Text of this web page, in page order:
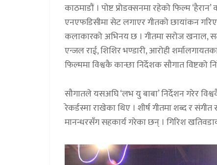
काठमाडौं । पोष्ट प्रोडक्सनमा रहेको फिल्म
एनएफडिसीमा सेट लगाएर गीतको छायांकन
कलाकारको अभिनय छ । गीतमा सरोज खनाल,
एन्जल राई, शिशिर भण्डारी, आरोही
फिल्ममा विश्वकै कान्छा निर्देशक सौगात विष्टको
सौगातले यसअघि ‘लभ यु बाबा’ निर्देशन गरेर
रेकर्डस्मा राखेका थिए । शीर्ष गीतमा शब्द र
मानन्धरसँग सहकार्य गरेका छन् । गिरिश